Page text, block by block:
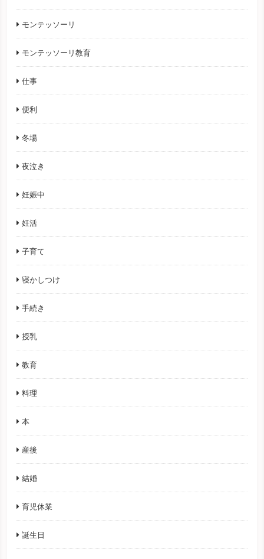
モンテッソーリ
モンテッソーリ教育
仕事
便利
冬場
夜泣き
妊娠中
妊活
子育て
寝かしつけ
手続き
授乳
教育
料理
本
産後
結婚
育児休業
誕生日